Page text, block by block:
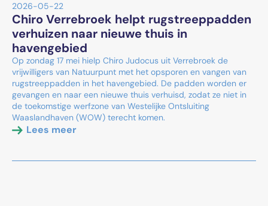
2026-05-22
Chiro Verrebroek helpt rugstreeppadden
verhuizen naar nieuwe thuis in
havengebied
Op zondag 17 mei hielp Chiro Judocus uit Verrebroek de
vrijwilligers van Natuurpunt met het opsporen en vangen van
rugstreeppadden in het havengebied. De padden worden er
gevangen en naar een nieuwe thuis verhuisd, zodat ze niet in
de toekomstige werfzone van Westelijke Ontsluiting
Waaslandhaven (WOW) terecht komen.
Lees meer